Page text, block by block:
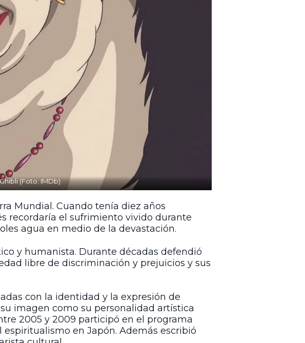
(Foto: IMDb)
Mundial. Cuando tenía diez años
recordaría el sufrimiento vivido durante
agua en medio de la devastación.
y humanista. Durante décadas defendió
libre de discriminación y prejuicios y sus
con la identidad y la expresión de
imagen como su personalidad artística
2005 y 2009 participó en el programa
en Japón. Además escribió